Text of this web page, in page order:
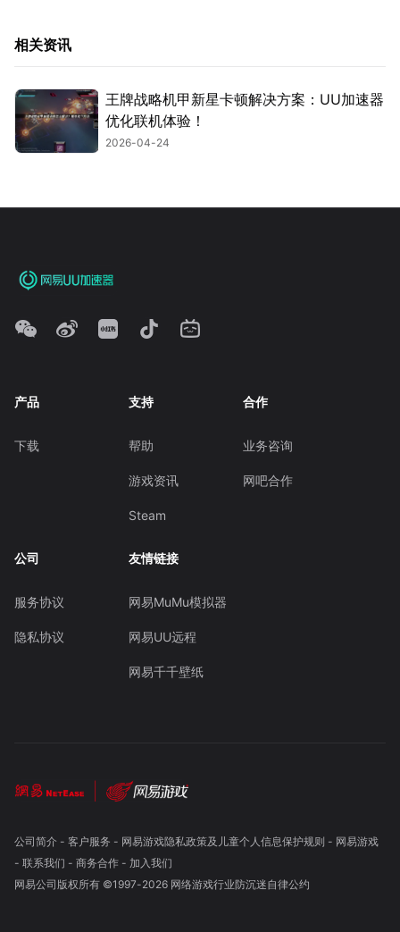
相关资讯
王牌战略机甲新星卡顿解决方案：UU加速器
优化联机体验！
2026-04-24
产品
下载
支持
帮助
游戏资讯
Steam
合作
业务咨询
网吧合作
公司
服务协议
隐私协议
友情链接
网易MuMu模拟器
网易UU远程
网易千千壁纸
公司简介- 客户服务 - 网易游戏隐私政策及儿童个人信息保护规则 - 网易游戏
- 联系我们 - 商务合作- 加入我们
网易公司版权所有 ©1997-2026 网络游戏行业防沉迷自律公约